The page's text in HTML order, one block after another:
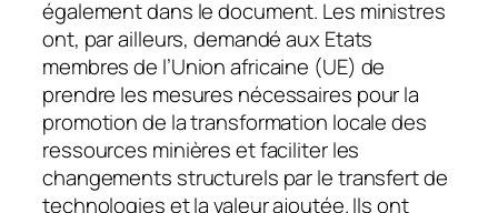
également dans le document. Les ministres
ont, par ailleurs, demandé aux Etats
membres de l’Union africaine (UE) de
prendre les mesures nécessaires pour la
promotion de la transformation locale des
ressources minières et faciliter les
changements structurels par le transfert de
technologies et la valeur ajoutée. Ils ont